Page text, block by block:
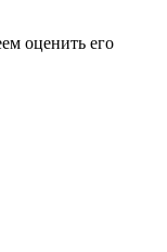
оценить его